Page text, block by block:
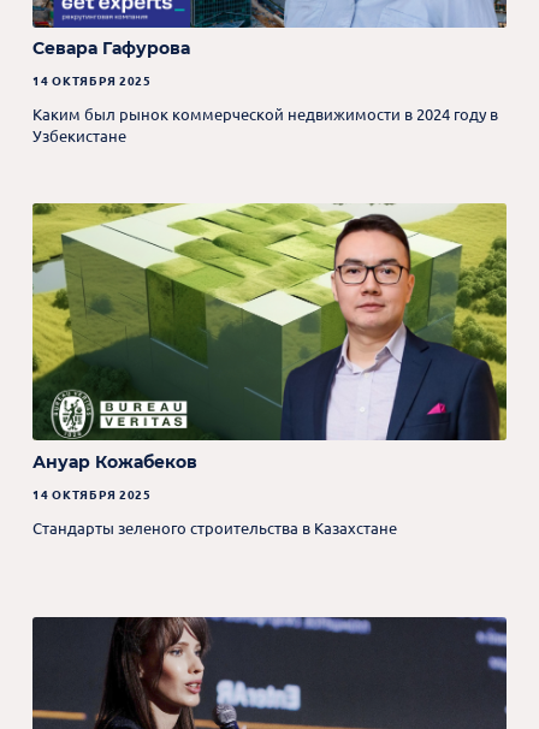
Севара Гафурова
14 ОКТЯБРЯ 2025
Каким был рынок коммерческой недвижимости в 2024 году в
Узбекистане
Ануар Кожабеков
14 ОКТЯБРЯ 2025
Стандарты зеленого строительства в Казахстане